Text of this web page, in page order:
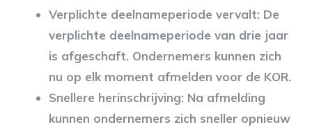
Verplichte deelnameperiode vervalt: De
verplichte deelnameperiode van drie jaar
is afgeschaft. Ondernemers kunnen zich
nu op elk moment afmelden voor de KOR.
Snellere herinschrijving: Na afmelding
kunnen ondernemers zich sneller opnieuw